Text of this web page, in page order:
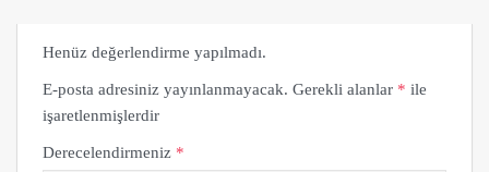
Henüz değerlendirme yapılmadı.
E-posta adresiniz yayınlanmayacak. Gerekli alanlar * ile
işaretlenmişlerdir
Derecelendirmeniz *